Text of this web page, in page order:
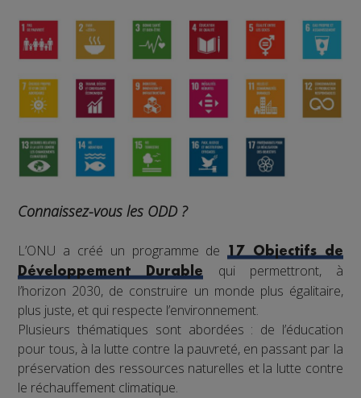
Connaissez-vous les ODD ?
L’ONU a créé un programme de17 Objectifs de
Développement Durable
qui permettront, à
l’horizon 2030, de construire un monde plus égalitaire,
plus juste, et qui respecte l’environnement.
Plusieurs thématiques sont abordées : de l’éducation
pour tous, à la lutte contre la pauvreté, en passant par la
préservation des ressources naturelles et la lutte contre
le réchauffement climatique.